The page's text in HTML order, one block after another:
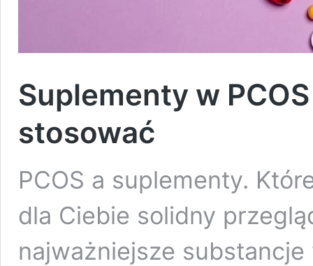
Suplementy w
stosować
PCOS a suplementy.
dla Ciebie solidny
najważniejsze